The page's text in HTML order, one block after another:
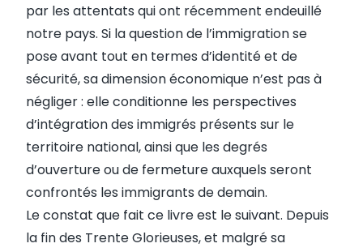
par les attentats qui ont récemment endeuillé
notre pays. Si la question de l’immigration se
pose avant tout en termes d’identité et de
sécurité, sa dimension économique n’est pas à
négliger : elle conditionne les perspectives
d’intégration des immigrés présents sur le
territoire national, ainsi que les degrés
d’ouverture ou de fermeture auxquels seront
confrontés les immigrants de demain.
Le constat que fait ce livre est le suivant. Depuis
la fin des Trente Glorieuses, et malgré sa